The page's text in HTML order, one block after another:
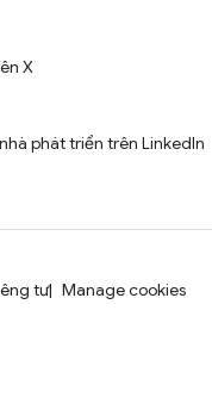
X
phát triển trên LinkedIn
tư Manage cookies